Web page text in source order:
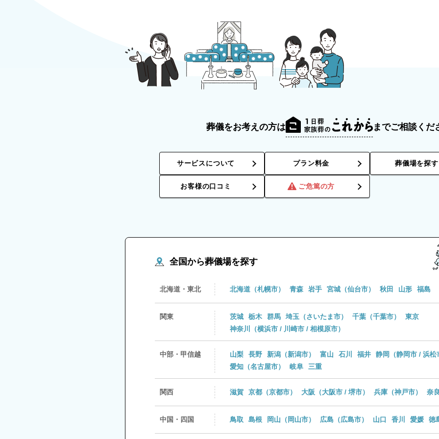
葬儀をお考えの方は までご相談くだ
サービスについて プラン料金 葬儀場を探す
お客様の口コミ ご危篤の方
全国から葬儀場を探す
北海道・東北 北海道 （札幌市） 青森 岩手 宮城 （仙台市） 秋田 山形 福島
関東 茨城 栃木 群馬 埼玉 （さいたま市） 千葉 （千葉市）
東京
神奈川
（横浜市 / 川崎市 / 相模原市）
中部・甲信越 山梨 長野 新潟 （新潟市） 富山 石川 福井 静岡 （静岡市 / 浜松
愛知 （名古屋市） 岐阜 三重
関西 滋賀 京都 （京都市） 大阪 （大阪市 / 堺市） 兵庫 （神戸市） 奈
中国・四国 鳥取 島根 岡山 （岡山市） 広島 （広島市） 山口 香川 愛媛 徳